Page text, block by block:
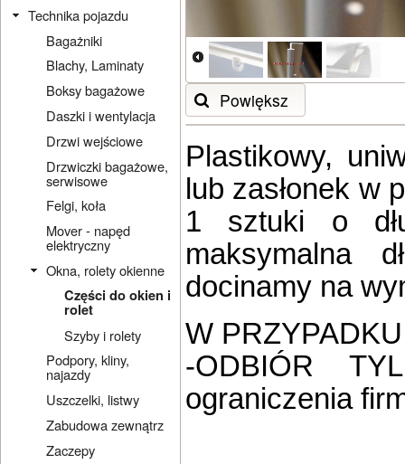
Technika pojazdu
Bagażniki
Blachy, Laminaty
Boksy bagażowe
Daszki i wentylacja
Drzwi wejściowe
Drzwiczki bagażowe,
serwisowe
Felgi, koła
Mover - napęd
elektryczny
Okna, rolety okienne
Części do okien i
rolet
Szyby i rolety
Podpory, kliny,
najazdy
Uszczelki, listwy
Zabudowa zewnątrz
Zaczepy
Powiększ
Plastikowy,
lub zasłonek w
1 sztuki o
maksymalna
docinamy na
W
-ODBIÓR
ograniczenia